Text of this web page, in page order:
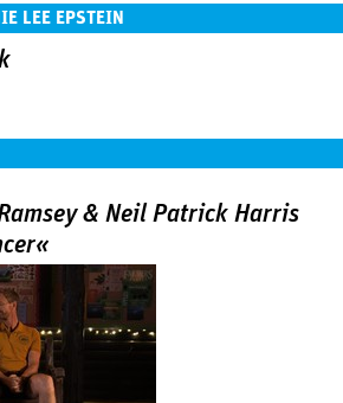
LEE EPSTEIN
& Neil Patrick Harris